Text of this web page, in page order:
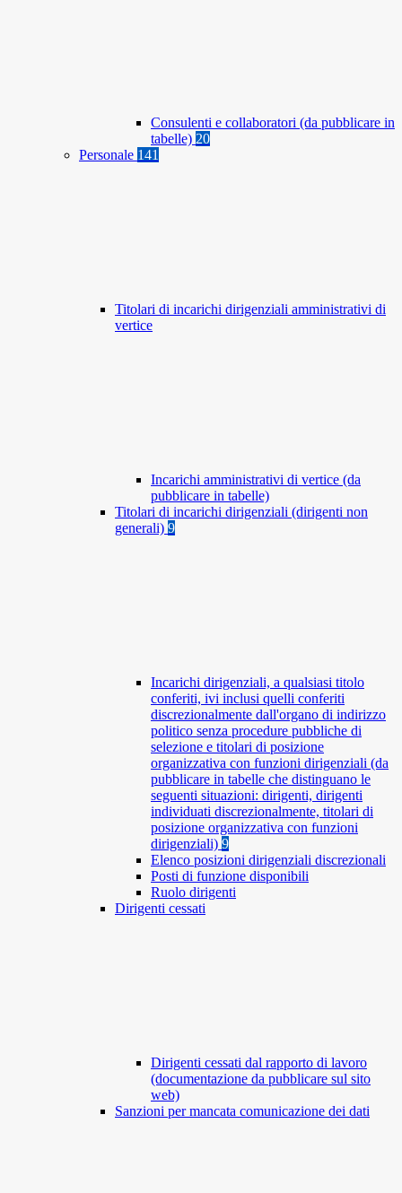
Consulenti e collaboratori (da pubblicare in
tabelle) 20
Personale 141
Titolari di incarichi dirigenziali amministrativi di
vertice
Incarichi amministrativi di vertice (da
pubblicare in tabelle)
Titolari di incarichi dirigenziali (dirigenti non
generali) 9
Incarichi dirigenziali, a qualsiasi titolo
conferiti, ivi inclusi quelli conferiti
discrezionalmente dall'organo di indirizzo
politico senza procedure pubbliche di
selezione e titolari di posizione
organizzativa con funzioni dirigenziali (da
pubblicare in tabelle che distinguano le
seguenti situazioni: dirigenti, dirigenti
individuati discrezionalmente, titolari di
posizione organizzativa con funzioni
dirigenziali) 9
Elenco posizioni dirigenziali discrezionali
Posti di funzione disponibili
Ruolo dirigenti
Dirigenti cessati
Dirigenti cessati dal rapporto di lavoro
(documentazione da pubblicare sul sito
web)
Sanzioni per mancata comunicazione dei dati